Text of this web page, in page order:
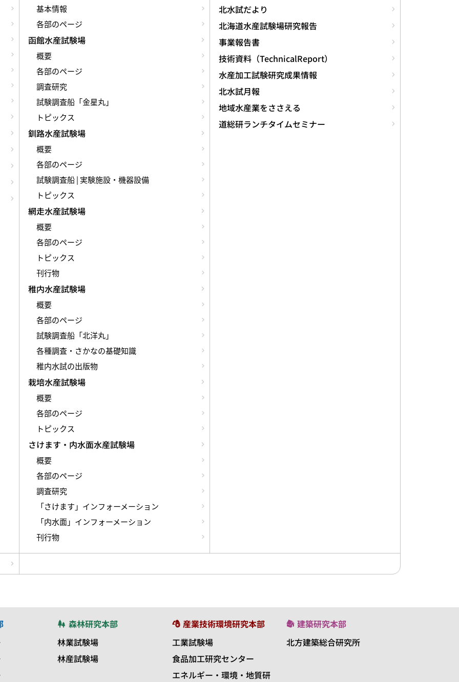
基本情報
各部のページ
函館水産試験場
概要
各部のページ
調査研究
試験調査船「金星丸」
トピックス
釧路水産試験場
概要
各部のページ
試験調査船 | 実験施設・機器設備
トピックス
網走水産試験場
概要
各部のページ
トピックス
刊行物
稚内水産試験場
概要
各部のページ
試験調査船「北洋丸」
各種調査・さかなの基礎知識
稚内水試の出版物
栽培水産試験場
概要
各部のページ
トピックス
さけます・内水面水産試験場
概要
各部のページ
調査研究
「さけます」インフォーメーション
「内水面」インフォーメーション
刊行物
北水試だより
北海道水産試験場研究報告
事業報告書
技術資料（TechnicalReport）
水産加工試験研究成果情報
北水試月報
地域水産業をささえる
道総研ランチタイムセミナー
森林研究本部
林業試験場
林産試験場
産業技術環境研究本部
工業試験場
食品加工研究センター
エネルギー・環境・地質研
建築研究本部
北方建築総合研究所